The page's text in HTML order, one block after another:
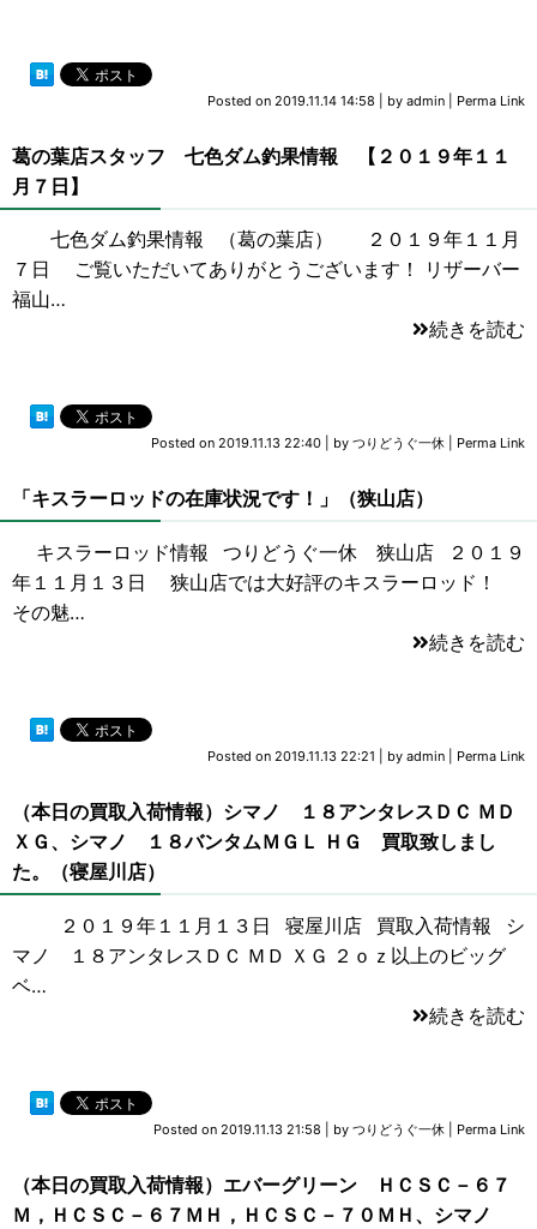
Posted on 2019.11.14 14:58 by admin Perma Link
葛の葉店スタッフ 七色ダム釣果情報 【２０１９年１１
月７日】
七色ダム釣果情報 （葛の葉店） ２０１９年１１月
７日 ご覧いただいてありがとうございます！ リザーバー
福山…
続きを読む
Posted on 2019.11.13 22:40 by つりどうぐ一休 Perma Link
「キスラーロッドの在庫状況です！」（狭山店）
キスラーロッド情報 つりどうぐ一休 狭山店 ２０１９
年１１月１３日 狭山店では大好評のキスラーロッド！
その魅…
続きを読む
Posted on 2019.11.13 22:21 by admin Perma Link
（本日の買取入荷情報）シマノ １８アンタレスＤＣ ＭＤ
ＸＧ、シマノ １８バンタムＭＧＬ ＨＧ 買取致しまし
た。（寝屋川店）
２０１９年１１月１３日 寝屋川店 買取入荷情報 シ
マノ １８アンタレスＤＣ ＭＤ ＸＧ ２ｏｚ以上のビッグ
ベ…
続きを読む
Posted on 2019.11.13 21:58 by つりどうぐ一休 Perma Link
（本日の買取入荷情報）エバーグリーン ＨＣＳＣ－６７
Ｍ，ＨＣＳＣ－６７ＭＨ，ＨＣＳＣ－７０ＭＨ、シマノ